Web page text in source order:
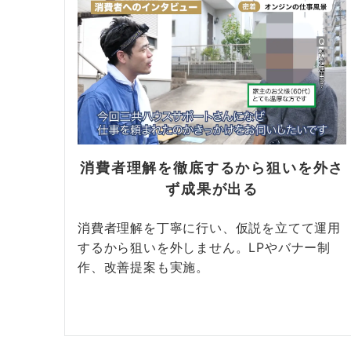
消費者理解を徹底するから狙いを外さ
ず成果が出る
消費者理解を丁寧に行い、仮説を立てて運用
するから狙いを外しません。LPやバナー制
作、改善提案も実施。